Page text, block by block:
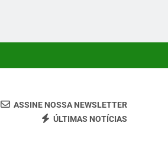
ASSINE NOSSA NEWSLETTER
ÚLTIMAS NOTÍCIAS